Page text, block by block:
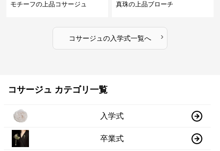
モチーフの上品コサージュ
真珠の上品ブローチ
コサージュ の入学式一覧へ ›
コサージュ カテゴリ一覧
入学式
卒業式